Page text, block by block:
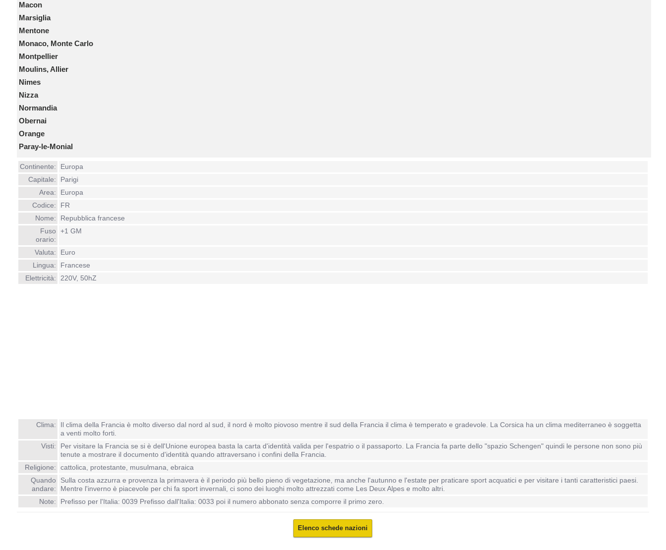
Macon
Marsiglia
Mentone
Monaco, Monte Carlo
Montpellier
Moulins, Allier
Nimes
Nizza
Normandia
Obernai
Orange
Paray-le-Monial
Continente:
Europa
Capitale:
Parigi
Area:
Europa
Codice:
FR
Nome:
Repubblica francese
Fuso
orario:
+1 GM
Valuta:
Euro
Lingua:
Francese
Elettricità:
220V, 50hZ
Clima:
Il clima della Francia è molto diverso dal nord al sud, il nord è molto piovoso mentre il sud della Francia il clima è temperato e gradevole. La Corsica ha un clima mediterraneo è soggetta
a venti molto forti.
Visti:
Per visitare la Francia se si è dell'Unione europea basta la carta d'identità valida per l'espatrio o il passaporto. La Francia fa parte dello "spazio Schengen" quindi le persone non sono più
tenute a mostrare il documento d'identità quando attraversano i confini della Francia.
Religione:
cattolica, protestante, musulmana, ebraica
Quando
andare:
Sulla costa azzurra e provenza la primavera è il periodo più bello pieno di vegetazione, ma anche l'autunno e l'estate per praticare sport acquatici e per visitare i tanti caratteristici paesi.
Mentre l'inverno è piacevole per chi fa sport invernali, ci sono dei luoghi molto attrezzati come Les Deux Alpes e molto altri.
Note:
Prefisso per l'Italia: 0039 Prefisso dall'Italia: 0033 poi il numero abbonato senza comporre il primo zero.
Elenco schede nazioni